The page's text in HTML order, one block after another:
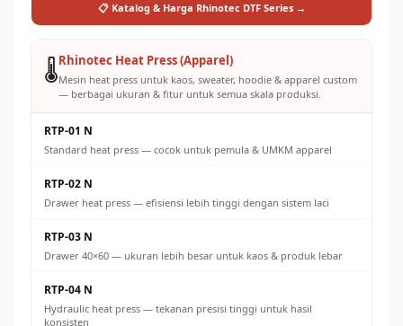
📋 Katalog & Harga Rhinotec DTF Series →
🌡️Rhinotec Heat Press (Apparel)
Mesin heat press untuk kaos, sweater, hoodie & apparel custom
— berbagai ukuran & fitur untuk semua skala produksi.
RTP-01 N
Standard heat press — cocok untuk pemula & UMKM apparel
RTP-02 N
Drawer heat press — efisiensi lebih tinggi dengan sistem laci
RTP-03 N
Drawer 40×60 — ukuran lebih besar untuk kaos & produk lebar
RTP-04 N
Hydraulic heat press — tekanan presisi tinggi untuk hasil
konsisten